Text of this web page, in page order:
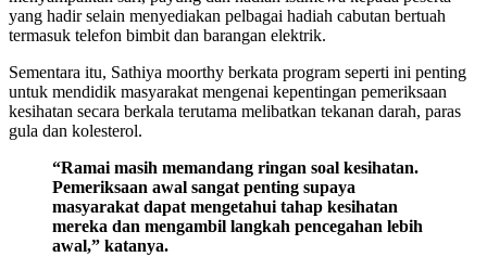
yang hadir selain menyediakan pelbagai hadiah cabutan bertuah
termasuk telefon bimbit dan barangan elektrik.
Sementara itu, Sathiya moorthy berkata program seperti ini penting
untuk mendidik masyarakat mengenai kepentingan pemeriksaan
kesihatan secara berkala terutama melibatkan tekanan darah, paras
gula dan kolesterol.
“Ramai masih memandang ringan soal kesihatan.
Pemeriksaan awal sangat penting supaya
masyarakat dapat mengetahui tahap kesihatan
mereka dan mengambil langkah pencegahan lebih
awal,” katanya.